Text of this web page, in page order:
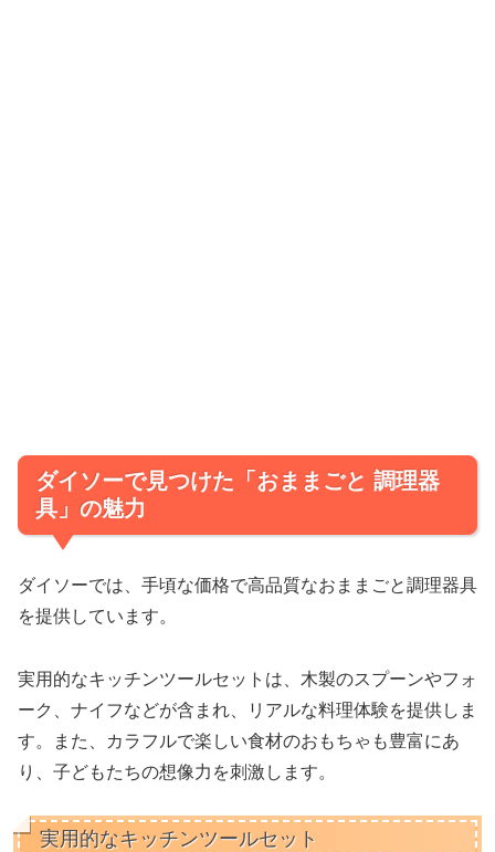
ダイソーで見つけた「おままごと 調理器
具」の魅力
ダイソーでは、手頃な価格で高品質なおままごと調理器具
を提供しています。
実用的なキッチンツールセットは、木製のスプーンやフォ
ーク、ナイフなどが含まれ、リアルな料理体験を提供しま
す。また、カラフルで楽しい食材のおもちゃも豊富にあ
り、子どもたちの想像力を刺激します。
実用的なキッチンツールセット